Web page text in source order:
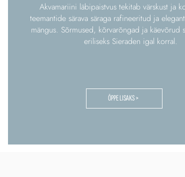
Akvamariini läbipaistvus tekitab värskust ja
teemantide särava säraga rafineeritud ja
mängus. Sõrmused, kõrvarõngad ja käevõrud
eriliseks Sieraden igal korral.
ÕPPE LISAKS >